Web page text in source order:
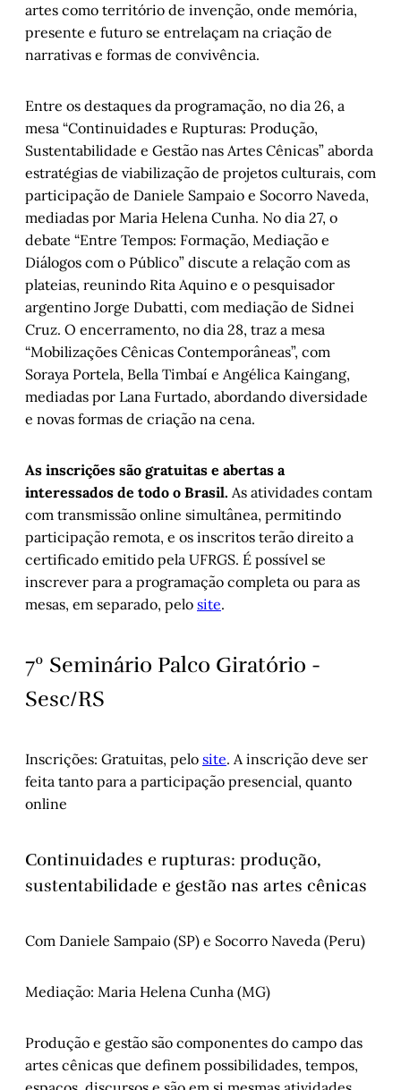
artes como território de invenção, onde memória,
presente e futuro se entrelaçam na criação de
narrativas e formas de convivência.
Entre os destaques da programação, no dia 26, a
mesa “Continuidades e Rupturas: Produção,
Sustentabilidade e Gestão nas Artes Cênicas” aborda
estratégias de viabilização de projetos culturais, com
participação de Daniele Sampaio e Socorro Naveda,
mediadas por Maria Helena Cunha. No dia 27, o
debate “Entre Tempos: Formação, Mediação e
Diálogos com o Público” discute a relação com as
plateias, reunindo Rita Aquino e o pesquisador
argentino Jorge Dubatti, com mediação de Sidnei
Cruz. O encerramento, no dia 28, traz a mesa
“Mobilizações Cênicas Contemporâneas”, com
Soraya Portela, Bella Timbaí e Angélica Kaingang,
mediadas por Lana Furtado, abordando diversidade
e novas formas de criação na cena.
As inscrições são gratuitas e abertas a
interessados de todo o Brasil. As atividades contam
com transmissão online simultânea, permitindo
participação remota, e os inscritos terão direito a
certificado emitido pela UFRGS. É possível se
inscrever para a programação completa ou para as
mesas, em separado, pelo site.
7º Seminário Palco Giratório -
Sesc/RS
Inscrições: Gratuitas, pelo site. A inscrição deve ser
feita tanto para a participação presencial, quanto
online
Continuidades e rupturas: produção,
sustentabilidade e gestão nas artes cênicas
Com Daniele Sampaio (SP) e Socorro Naveda (Peru)
Mediação: Maria Helena Cunha (MG)
Produção e gestão são componentes do campo das
artes cênicas que definem possibilidades, tempos,